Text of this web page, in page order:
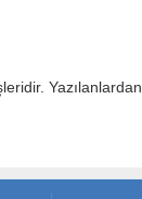
Yazılanlardan